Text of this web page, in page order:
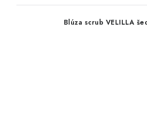
Blúza scrub VELILLA